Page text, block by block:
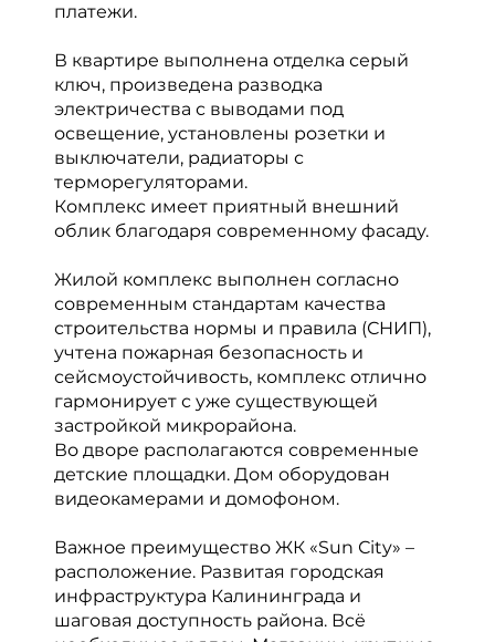
платежи.
В квартире выполнена отделка серый
ключ, произведена разводка
электричества с выводами под
освещение, установлены розетки и
выключатели, радиаторы с
терморегуляторами.
Комплекс имеет приятный внешний
облик благодаря современному фасаду.
Жилой комплекс выполнен согласно
современным стандартам качества
строительства нормы и правила (СНИП),
учтена пожарная безопасность и
сейсмоустойчивость, комплекс отлично
гармонирует с уже существующей
застройкой микрорайона.
Во дворе располагаются современные
детские площадки. Дом оборудован
видеокамерами и домофоном.
Важное преимущество ЖК «Sun Сity» –
расположение. Развитая городская
инфраструктура Калининграда и
шаговая доступность района. Всё